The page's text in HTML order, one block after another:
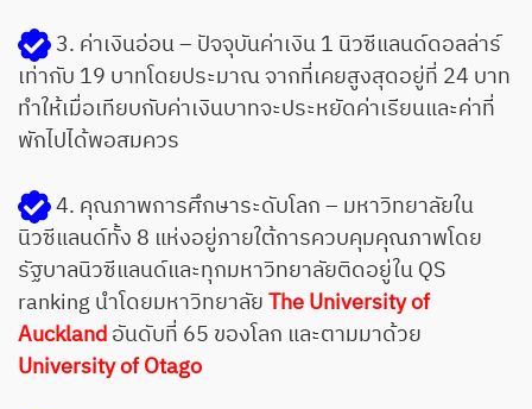
3. ค่าเงินอ่อน – ปัจจุบันค่าเงิน 1 นิวซีแลนด์ดอลล่าร์
เท่ากับ 19 บาทโดยประมาณ จากที่เคยสูงสุดอยู่ที่ 24 บาท
ทำให้เมื่อเทียบกับค่าเงินบาทจะประหยัดค่าเรียนและค่าที่
พักไปได้พอสมควร
4. คุณภาพการศึกษาระดับโลก – มหาวิทยาลัยใน
นิวซีแลนด์ทั้ง 8 แห่งอยู่ภายใต้การควบคุมคุณภาพโดย
รัฐบาลนิวซีแลนด์และทุกมหาวิทยาลัยติดอยู่ใน QS
ranking นำโดยมหาวิทยาลัยThe University of
Aucklandอันดับที่ 65 ของโลก และตามมาด้วย
University of Otago